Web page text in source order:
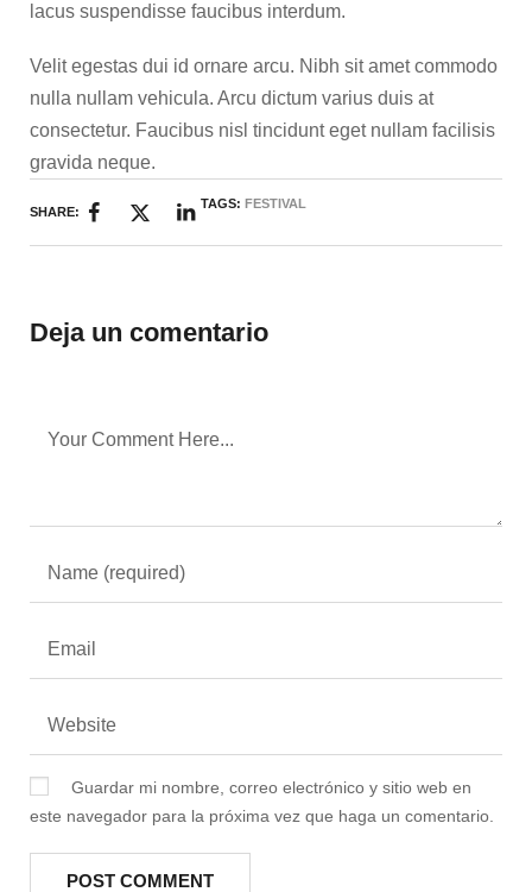
lacus suspendisse faucibus interdum.
Velit egestas dui id ornare arcu. Nibh sit amet commodo
nulla nullam vehicula. Arcu dictum varius duis at
consectetur. Faucibus nisl tincidunt eget nullam facilisis
gravida neque.
SHARE:
TAGS:FESTIVAL
Deja un comentario
Guardar mi nombre, correo electrónico y sitio web en
este navegador para la próxima vez que haga un comentario.